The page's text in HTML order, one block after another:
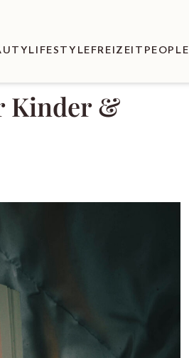
LIFESTYLE FREIZEIT PEOPLE
Kinder &